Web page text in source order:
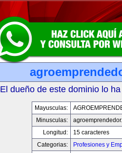
El dueño de este dominio lo
Mayusculas:
Minusculas:
Longitud:
15 caracteres
Categorias:
Profesiones y